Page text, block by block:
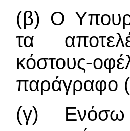
(β) Ο
τα
κόστους-
παράγραφο
(γ) Ενόσω